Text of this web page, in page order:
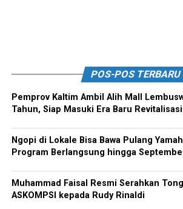
POS-POS TERBARU
Pemprov Kaltim Ambil Alih Mall
Tahun, Siap Masuki Era Baru Revitalisasi
Ngopi di Lokale Bisa Bawa Pulang
Program Berlangsung hingga
Muhammad Faisal Resmi Serahkan
ASKOMPSI kepada Rudy Rinaldi